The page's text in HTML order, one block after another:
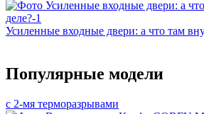
Усиленные входные двери: а что там
Популярные модели
с 2-мя терморазрывами